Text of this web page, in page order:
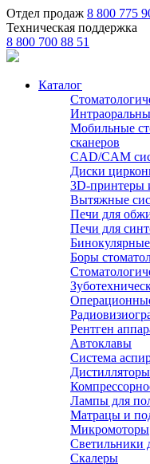
Отдел продаж 8 800 775
Техническая поддержка
8 800 700 88 51
Каталог
Мобильные
сканеров
CAD/CAM
Диски
3D-принтеры
Вытяжные
Печи для
Печи для
Боры
Рентген
Автоклавы
Система
Дистилляторы
Лампы для
Матрацы и
Микромоторы
Светильники
Скалеры